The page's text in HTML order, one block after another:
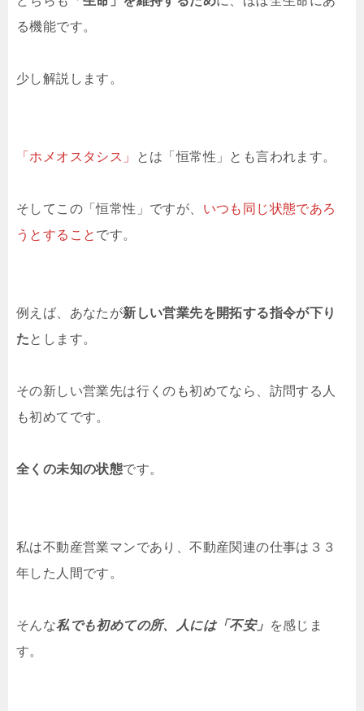
る機能です。
少し解説します。
「ホメオスタシス」 とは「恒常性」とも言われます。
そしてこの「恒常性」ですが、 いつも同じ状態であろ
うとすること です。
例えば、あなたが新しい営業先を開拓する指令が下り
たとします。
その新しい営業先は行くのも初めてなら、訪問する人
も初めてです。
全くの未知の状態です。
私は不動産営業マンであり、不動産関連の仕事は３３
年した人間です。
そんな私でも初めての所、人には「不安」 を感じま
す。